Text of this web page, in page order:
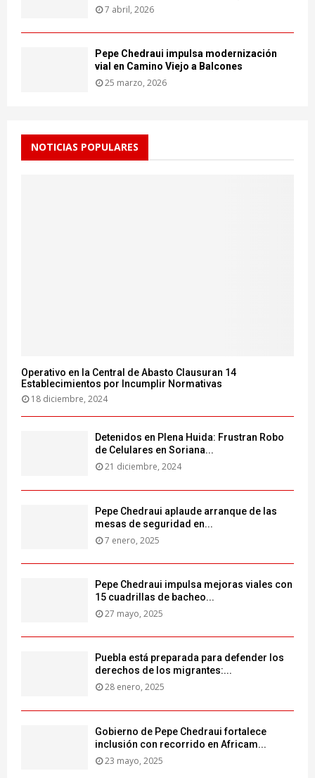
7 abril, 2026
Pepe Chedraui impulsa modernización
vial en Camino Viejo a Balcones
25 marzo, 2026
NOTICIAS POPULARES
Operativo en la Central de Abasto Clausuran 14
Establecimientos por Incumplir Normativas
18 diciembre, 2024
Detenidos en Plena Huida: Frustran Robo
de Celulares en Soriana...
21 diciembre, 2024
Pepe Chedraui aplaude arranque de las
mesas de seguridad en...
7 enero, 2025
Pepe Chedraui impulsa mejoras viales con
15 cuadrillas de bacheo...
27 mayo, 2025
Puebla está preparada para defender los
derechos de los migrantes:...
28 enero, 2025
Gobierno de Pepe Chedraui fortalece
inclusión con recorrido en Africam...
23 mayo, 2025